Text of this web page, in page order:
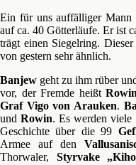
Ein für uns auffälliger Mann
auf ca. 40 Götterläufe. Er ist
trägt einen Siegelring.
von gestern sehr ähnlich.
Banjew geht zu ihm rüber
vor, der Fremde heißt
Graf Vigo von Arauken.
undRowin. Es werden viele
Geschichte über die 99
Armee auf den
Thorwaler, Styrvake